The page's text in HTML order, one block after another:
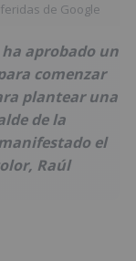
de Google
aprobado un
comenzar
plantear una
de la
el
Raúl